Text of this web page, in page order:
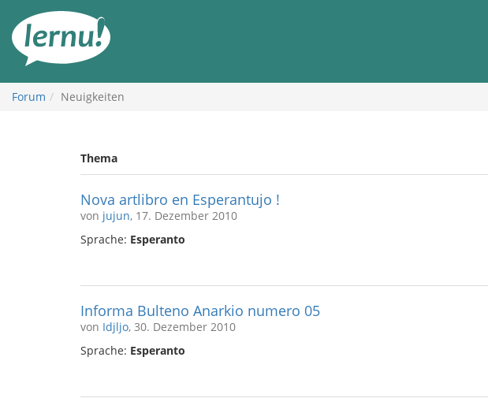
Inhalt
Forum Neuigkeiten
Thema
Nova artlibro en Esperantujo !
von jujun, 17. Dezember 2010
Sprache: Esperanto
Informa Bulteno Anarkio numero 05
von Idjljo, 30. Dezember 2010
Sprache: Esperanto